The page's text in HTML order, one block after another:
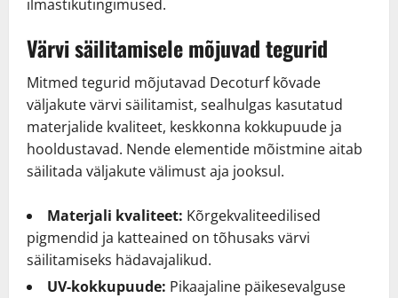
ilmastikutingimused.
Värvi säilitamisele mõjuvad tegurid
Mitmed tegurid mõjutavad Decoturf kõvade
väljakute värvi säilitamist, sealhulgas kasutatud
materjalide kvaliteet, keskkonna kokkupuude ja
hooldustavad. Nende elementide mõistmine aitab
säilitada väljakute välimust aja jooksul.
Materjali kvaliteet: Kõrgekvaliteedilised
pigmendid ja katteained on tõhusaks värvi
säilitamiseks hädavajalikud.
UV-kokkupuude: Pikaajaline päikesevalguse